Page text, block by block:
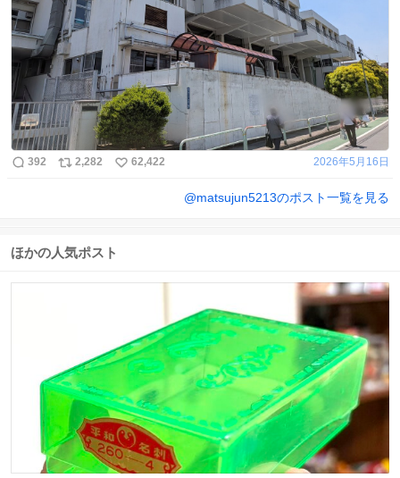
392 2,282 62,422 2026年5月16日
@matsujun5213のポスト一覧を見る
ほかの人気ポスト